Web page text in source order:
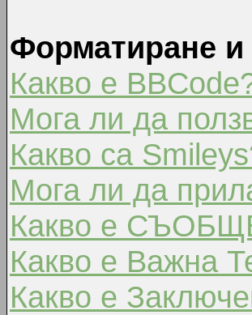
Форматиране
Какво е
Мога ли да
Какво са
Мога ли да
Какво е
Какво е Важна
Какво е